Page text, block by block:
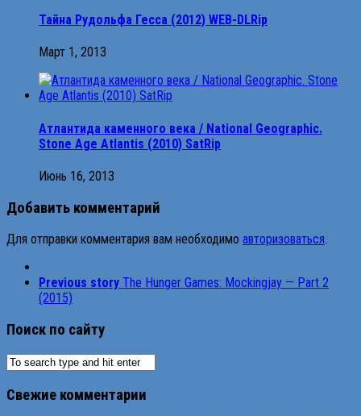
Тайна Рудольфа Гесса (2012) WEB-DLRip
Март 1, 2013
Атлантида каменного века / National Geographic.
Stone Age Atlantis (2010) SatRip
Июнь 16, 2013
Добавить комментарий
Для отправки комментария вам необходимо авторизоваться.
Previous story The Hunger Games: Mockingjay — Part 2
(2015)
Поиск по сайту
Свежие комментарии